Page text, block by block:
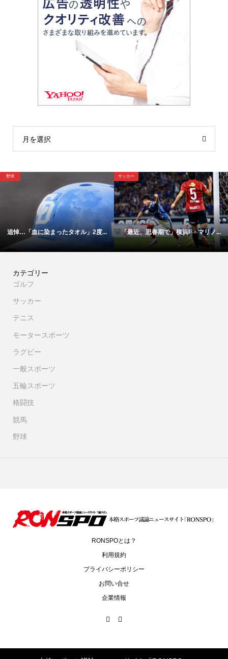
月を選択
「最近、思春期で」横浜F・マリノ...
サッカー
【映像】これが横浜Ｆ・マリノス
カテゴリー
ゴルフ
サッカー
テニス
モータースポーツ
ラグビー
一般スポーツ
五輪スポーツ
格闘技
競馬
野球
RONSPOとは？
利用規約
プライバシーポリシー
お問い合せ
企業情報